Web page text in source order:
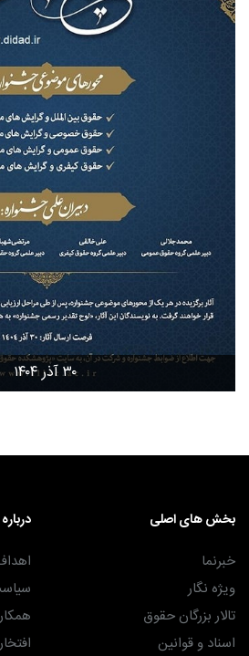
۳۰ آذر ۱۴۰۴
بخش های اصلی
خبرنما
ویژه نگار
تالار بزرگان حقوق
اسناد و قوانین